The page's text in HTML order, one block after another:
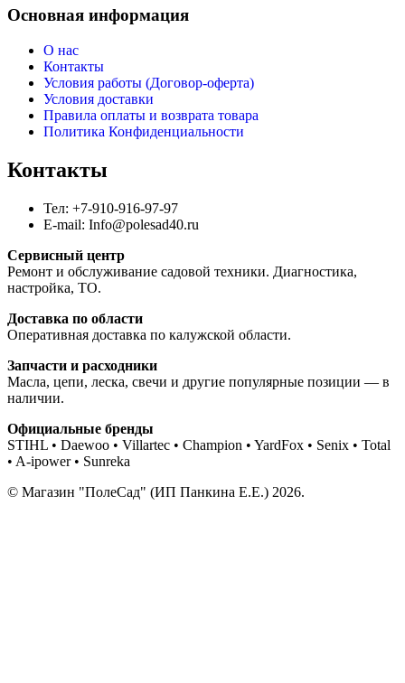
Основная информация
О нас
Контакты
Условия работы (Договор-оферта)
Условия доставки
Правила оплаты и возврата товара
Политика Конфиденциальности
Контакты
Тел: +7-910-916-97-97
E-mail: Info@polesad40.ru
Сервисный центр
Ремонт и обслуживание садовой техники. Диагностика,
настройка, ТО.
Доставка по области
Оперативная доставка по калужской области.
Запчасти и расходники
Масла, цепи, леска, свечи и другие популярные позиции — в
наличии.
Официальные бренды
STIHL • Daewoo • Villartec • Champion • YardFox • Senix • Total
• A-ipower • Sunreka
© Магазин "ПолеСад" (ИП Панкина Е.Е.) 2026.